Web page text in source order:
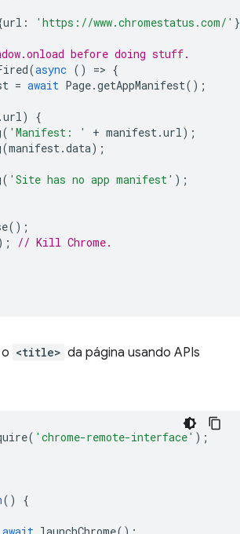
url : 'https://www.chromestatus.com/'
before doing stuff.
(async () => {
= await Page.getAppManifest();
.url)
{
( 'Manifest: ' + manifest.url);
(manifest.data);
( 'Site has no app manifest' );
();
// Kill Chrome.
<title> da página usando APIs
( 'chrome-remote-interface' );
() {